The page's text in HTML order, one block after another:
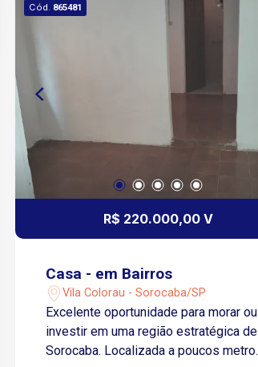
Cód. 865481
R$ 220.000,00 V
Casa - em Bairros
Vila Colorau - Sorocaba/SP
Excelente oportunidade para morar ou
investir em uma região estratégica de
Sorocaba. Localizada a poucos metros